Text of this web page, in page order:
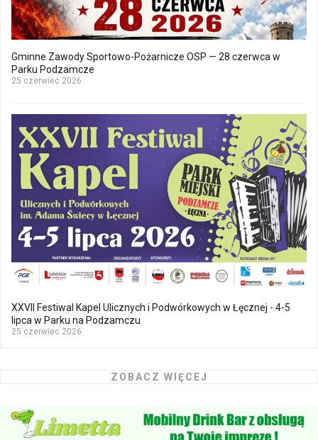
Gminne Zawody Sportowo-Pożarnicze OSP — 28 czerwca w
Parku Podzamcze
25 czerwiec 2026
XXVII Festiwal Kapel Ulicznych i Podwórkowych w Łęcznej - 4-5
lipca w Parku na Podzamczu
25 czerwiec 2026
ZOBACZ WIĘCEJ